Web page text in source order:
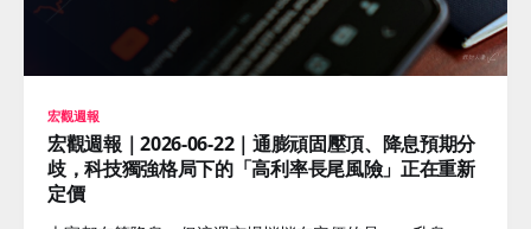
宏觀週報
宏觀週報｜2026-06-22｜通膨頑固壓頂、降息預期分
歧，科技獨強格局下的「高利率長尾風險」正在重新
定價